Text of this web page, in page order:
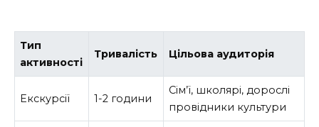
Тип
активності
Тривалість Цільова аудиторія
Екскурсії 1-2 години
Сім’ї, школярі, дорослі
провідники культури